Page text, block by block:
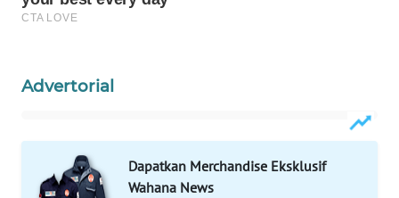
Advertorial
Dapatkan Merchandise Eksklusif
Wahana News
WAHANA
Network